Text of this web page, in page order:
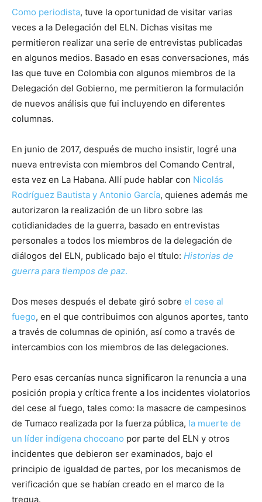
Como periodista, tuve la oportunidad de visitar varias
veces a la Delegación del ELN. Dichas visitas me
permitieron realizar una serie de entrevistas publicadas
en algunos medios. Basado en esas conversaciones, más
las que tuve en Colombia con algunos miembros de la
Delegación del Gobierno, me permitieron la formulación
de nuevos análisis que fui incluyendo en diferentes
columnas.
En junio de 2017, después de mucho insistir, logré una
nueva entrevista con miembros del Comando Central,
esta vez en La Habana. Allí pude hablar con Nicolás
Rodríguez Bautista y Antonio García, quienes además me
autorizaron la realización de un libro sobre las
cotidianidades de la guerra, basado en entrevistas
personales a todos los miembros de la delegación de
diálogos del ELN, publicado bajo el título: Historias de
guerra para tiempos de paz.
Dos meses después el debate giró sobre el cese al
fuego, en el que contribuimos con algunos aportes, tanto
a través de columnas de opinión, así como a través de
intercambios con los miembros de las delegaciones.
Pero esas cercanías nunca significaron la renuncia a una
posición propia y crítica frente a los incidentes violatorios
del cese al fuego, tales como: la masacre de campesinos
de Tumaco realizada por la fuerza pública, la muerte de
un líder indígena chocoano por parte del ELN y otros
incidentes que debieron ser examinados, bajo el
principio de igualdad de partes, por los mecanismos de
verificación que se habían creado en el marco de la
tregua.